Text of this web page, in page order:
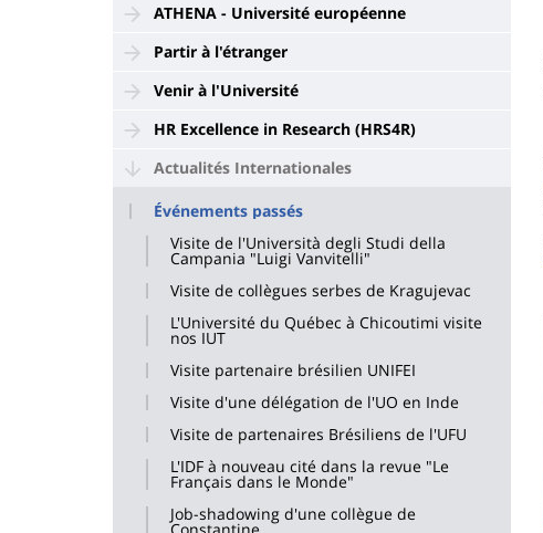
ATHENA - Université européenne
Partir à l'étranger
Venir à l'Université
HR Excellence in Research (HRS4R)
Actualités Internationales
Événements passés
Visite de l'Università degli Studi della
Campania "Luigi Vanvitelli"
Visite de collègues serbes de Kragujevac
L'Université du Québec à Chicoutimi visite
nos IUT
Visite partenaire brésilien UNIFEI
Visite d'une délégation de l'UO en Inde
Visite de partenaires Brésiliens de l'UFU
L'IDF à nouveau cité dans la revue "Le
Français dans le Monde"
Job-shadowing d'une collègue de